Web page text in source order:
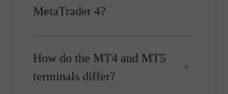
MetaTrader 4?
How do the MT4 and MT5
terminals differ?